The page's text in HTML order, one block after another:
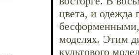
цвета, и одежда
моделях. Этим
культового